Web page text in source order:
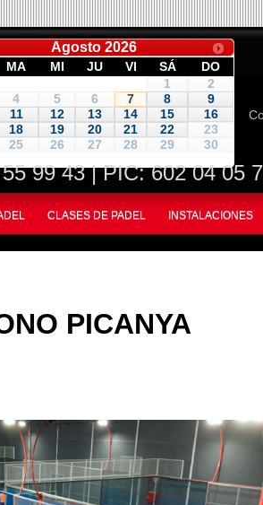
Agosto 2026
MA MI JU VI SÁ
DO
1
2
4 5 6 7 8
9
11 12 13 14 15
16
18 19 20 21 22
23
25 26 27 28 29
30
99 43| PIC: 602 04 05
CLASES DE PADEL INSTALACIONES
PICANYA